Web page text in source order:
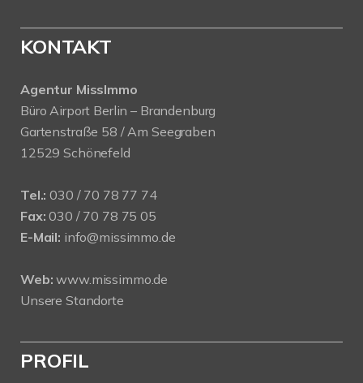
KONTAKT
Agentur MissImmo
Büro Airport Berlin – Brandenburg
Gartenstraße 58 / Am Seegraben
12529 Schönefeld
Tel.: 030 / 70 78 77 74
Fax: 030 / 70 78 75 05
E-Mail: info@missimmo.de
Web: www.missimmo.de
Unsere Standorte
PROFIL